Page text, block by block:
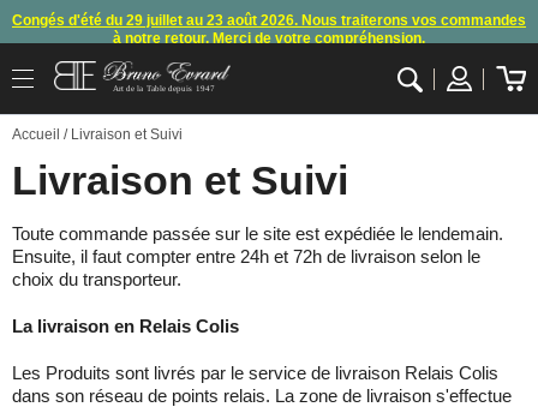
Congés d'été du 29 juillet au 23 août 2026. Nous traiterons vos commandes
à notre retour. Merci de votre compréhension.
Arret des commandes et expéditions. Nous vous donnons rendez-vous à
En raison d'un souci technique, le mode de règlement par carte bancaire et
appel pour les consignes.
Art de la Table depuis 1947
Accueil / Livraison et Suivi
Livraison et Suivi
Toute commande passée sur le site est expédiée le lendemain.
Ensuite, il faut compter entre 24h et 72h de livraison selon le
choix du transporteur.
La livraison en Relais Colis
Les Produits sont livrés par le service de livraison Relais Colis
dans son réseau de points relais. La zone de livraison s'effectue